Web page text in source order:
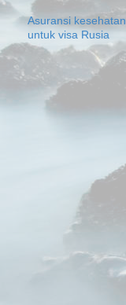
Asuransi kesehatan
untuk visa Rusia